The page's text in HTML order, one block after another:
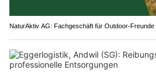
NaturAktiv AG: Fachgeschäft für Outdoor-Freunde